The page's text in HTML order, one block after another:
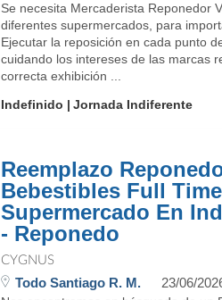
Se necesita Mercaderista Reponedor
diferentes supermercados, para
Ejecutar la reposición en cada punto
cuidando los intereses de las marcas
correcta exhibición ...
Indefinido
Jornada Indiferente
Reemplazo
Bebestibles Full
Supermercado En
- Reponedo
CYGNUS
Todo Santiago R. M. 23/06/